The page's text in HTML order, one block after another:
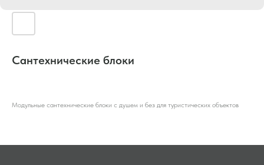
Сантехнические блоки
Модульные сантехнические блоки с душем и без для туристических объектов